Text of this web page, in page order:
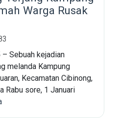
Warga Rusak
– Sebuah kejadian
melanda Kampung
Kecamatan Cibinong,
Rabu sore, 1 Januari